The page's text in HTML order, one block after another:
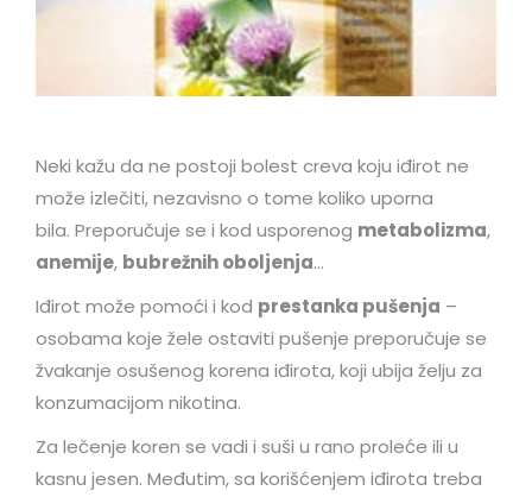
Neki kažu da ne postoji bolest creva koju iđirot ne
može izlečiti, nezavisno o tome koliko uporna
bila. Preporučuje se i kod usporenog metabolizma,
anemije, bubrežnih oboljenja…
Iđirot može pomoći i kod prestanka pušenja –
osobama koje žele ostaviti pušenje preporučuje se
žvakanje osušenog korena iđirota, koji ubija želju za
konzumacijom nikotina.
Za lečenje koren se vadi i suši u rano proleće ili u
kasnu jesen. Međutim, sa korišćenjem iđirota treba